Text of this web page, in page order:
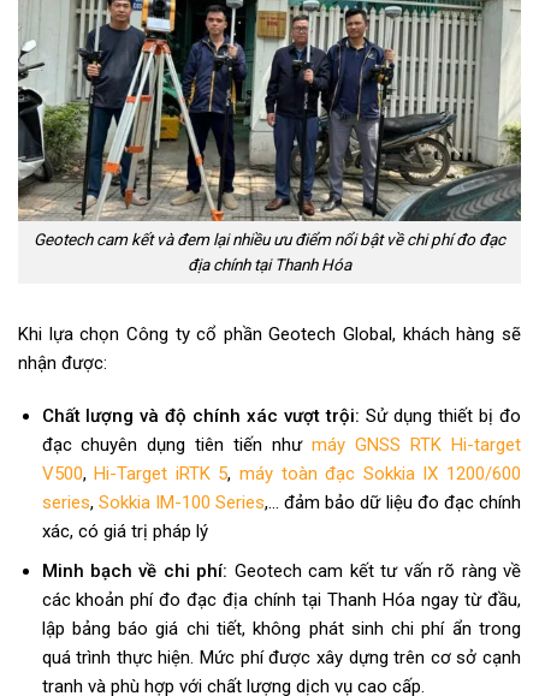
Geotech cam kết và đem lại nhiều ưu điểm nổi bật về chi phí đo đạc
địa chính tại Thanh Hóa
Khi lựa chọn Công ty cổ phần Geotech Global, khách hàng sẽ
nhận được:
Chất lượng và độ chính xác vượt trội: Sử dụng thiết bị đo
đạc chuyên dụng tiên tiến nhưmáy GNSS RTK Hi-target
V500,Hi-Target iRTK 5, máy toàn đạc Sokkia IX 1200/600
series, Sokkia IM-100 Series,… đảm bảo dữ liệu đo đạc chính
xác, có giá trị pháp lý
Minh bạch về chi phí: Geotech cam kết tư vấn rõ ràng về
các khoản phí đo đạc địa chính tại Thanh Hóa ngay từ đầu,
lập bảng báo giá chi tiết, không phát sinh chi phí ẩn trong
quá trình thực hiện. Mức phí được xây dựng trên cơ sở cạnh
tranh và phù hợp với chất lượng dịch vụ cao cấp.